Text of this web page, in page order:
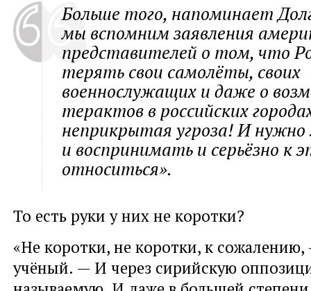
Больше того, напоминает
мы вспомним заявления
представителей о том, что
терять свои самолёты, своих
военнослужащих и даже о
терактов в российских
неприкрытая угроза! И
и воспринимать и серьёзно к
относиться».
То есть руки у них не коротки?
«Не коротки, не коротки, к
учёный. — И через сирийскую